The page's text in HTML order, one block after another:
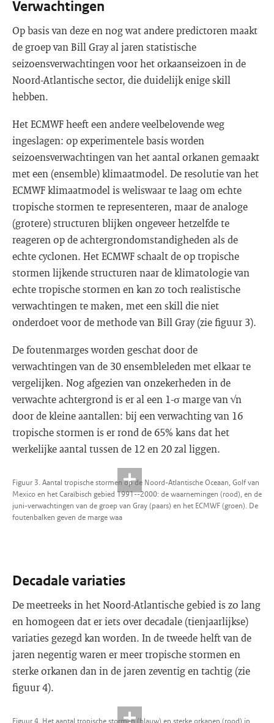
Verwachtingen
Op basis van deze en nog wat andere predictoren maakt
de groep van Bill Gray al jaren statistische
seizoensverwachtingen voor het orkaanseizoen in de
Noord-Atlantische sector, die duidelijk enige skill
hebben.
Het ECMWF heeft een andere veelbelovende weg
ingeslagen: op experimentele basis worden
seizoensverwachtingen van het aantal orkanen gemaakt
met een (ensemble) klimaatmodel. De resolutie van het
ECMWF klimaatmodel is weliswaar te laag om echte
tropische stormen te representeren, maar de analoge
(grotere) structuren blijken ongeveer hetzelfde te
reageren op de achtergrondomstandigheden als de
echte cyclonen. Het ECMWF schaalt de op tropische
stormen lijkende structuren naar de klimatologie van
echte tropische stormen en kan zo toch realistische
verwachtingen te maken, met een skill die niet
onderdoet voor de methode van Bill Gray (zie figuur 3).
De foutenmarges worden geschat door de
verwachtingen van de 30 ensembleleden met elkaar te
vergelijken. Nog afgezien van onzekerheden in de
verwachte achtergrond is er al een 1-σ marge van √n
door de kleine aantallen: bij een verwachting van 16
tropische stormen is er rond de 65% kans dat het
werkelijke aantal tussen de 12 en 20 zal liggen.
Figuur 3. Aantal tropische stormen op de Noord-Atlantische Oceaan, Golf van
Mexico en het Caraïbisch gebied 1991--2000: de waarnemingen (rood), en de
juni-verwachtingen van de groep van Gray (paars) en het ECMWF (groen). De
foutenbalken geven de marge waa
Decadale variaties
De meetreeks in het Noord-Atlantische gebied is zo lang
en homogeen dat er iets over decadale (tienjaarlijkse)
variaties gezegd kan worden. In de tweede helft van de
jaren negentig waren er meer tropische stormen en
sterke orkanen dan in de jaren zeventig en tachtig (zie
figuur 4).
Figuur 4. Het aantal tropische stormen (blauw) en sterke orkanen (rood) in